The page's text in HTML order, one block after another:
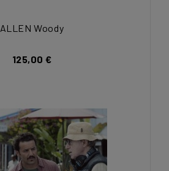
ALLEN Woody
125,00 €